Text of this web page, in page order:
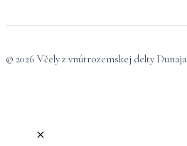
© 2026 Včely z vnútrozemskej delty Dunaja